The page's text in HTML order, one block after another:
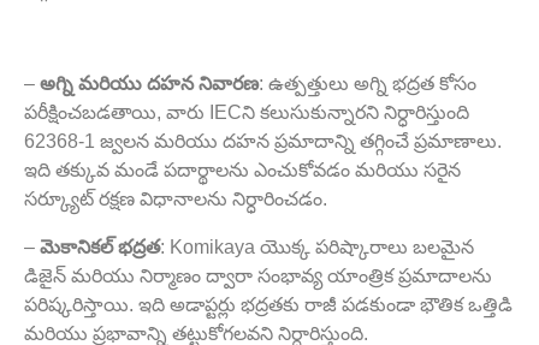
– అగ్ని మరియు దహన నివారణ: ఉత్పత్తులు అగ్ని భద్రత కోసం
పరీక్షించబడతాయి, వారు IECని కలుసుకున్నారని నిర్ధారిస్తుంది
62368-1 జ్వలన మరియు దహన ప్రమాదాన్ని తగ్గించే ప్రమాణాలు.
ఇది తక్కువ మండే పదార్థాలను ఎంచుకోవడం మరియు సరైన
సర్క్యూట్ రక్షణ విధానాలను నిర్ధారించడం.
– మెకానికల్ భద్రత: Komikaya యొక్క పరిష్కారాలు బలమైన
డిజైన్ మరియు నిర్మాణం ద్వారా సంభావ్య యాంత్రిక ప్రమాదాలను
పరిష్కరిస్తాయి. ఇది అడాప్టర్లు భద్రతకు రాజీ పడకుండా భౌతిక ఒత్తిడి
మరియు ప్రభావాన్ని తట్టుకోగలవని నిర్ధారిస్తుంది.